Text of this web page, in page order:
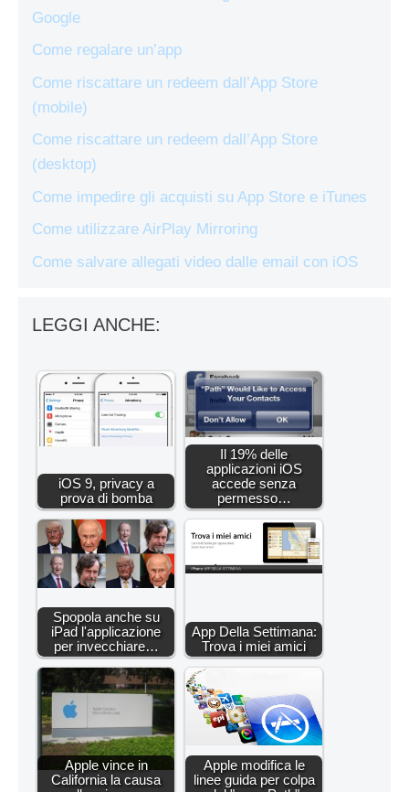
Google
Come regalare un’app
Come riscattare un redeem dall’App Store
(mobile)
Come riscattare un redeem dall’App Store
(desktop)
Come impedire gli acquisti su App Store e iTunes
Come utilizzare AirPlay Mirroring
Come salvare allegati video dalle email con iOS
LEGGI ANCHE:
iOS 9, privacy a
prova di bomba
Il 19% delle
applicazioni iOS
accede senza
permesso…
Spopola anche su
iPad l'applicazione
per invecchiare…
App Della Settimana:
Trova i miei amici
Apple vince in
California la causa
Apple modifica le
linee guida per colpa